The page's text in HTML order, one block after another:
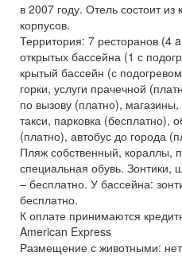
в 2007 году. Отель состоит
корпусов.
Территория: 7 ресторанов (4
открытых бассейна (1 с
крытый бассейн (с
горки, услуги прачечной
по вызову (платно),
такси, парковка
(платно), автобус до города
Пляж собственный, кораллы,
специальная обувь. Зонтики,
– бесплатно. У бассейна:
бесплатно.
К оплате принимаются
American Express
Размещение с животными: нет